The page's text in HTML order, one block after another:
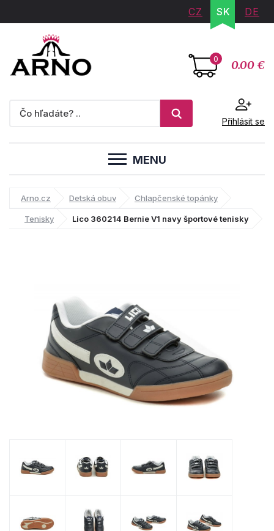
CZ SK DE
0 0.00 €
Přihlásit se
MENU
Arno.cz Detská obuv Chlapčenské topánky
Tenisky Lico 360214 Bernie V1 navy športové tenisky